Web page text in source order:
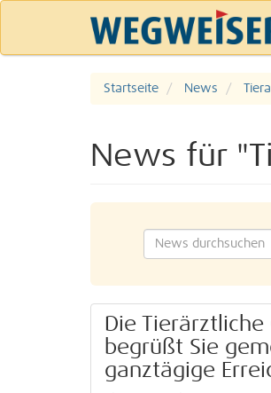
Startseite News
News für
Die
begrüßt Sie
ganztägige